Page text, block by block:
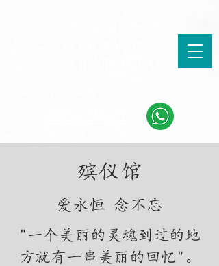
殡仪馆
​爱永恒 念不忘
"一个美丽的灵魂到过的地
方就有一串美丽的回忆"。